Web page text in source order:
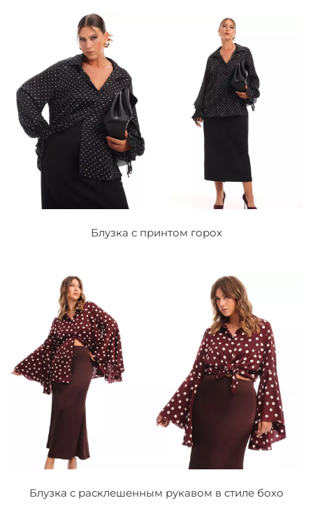
Блузка с принтом горох
Блузка с расклешенным рукавом в стиле бохо